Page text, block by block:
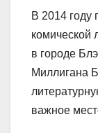
В 2014 году
комической
в городе
Миллигана
важное